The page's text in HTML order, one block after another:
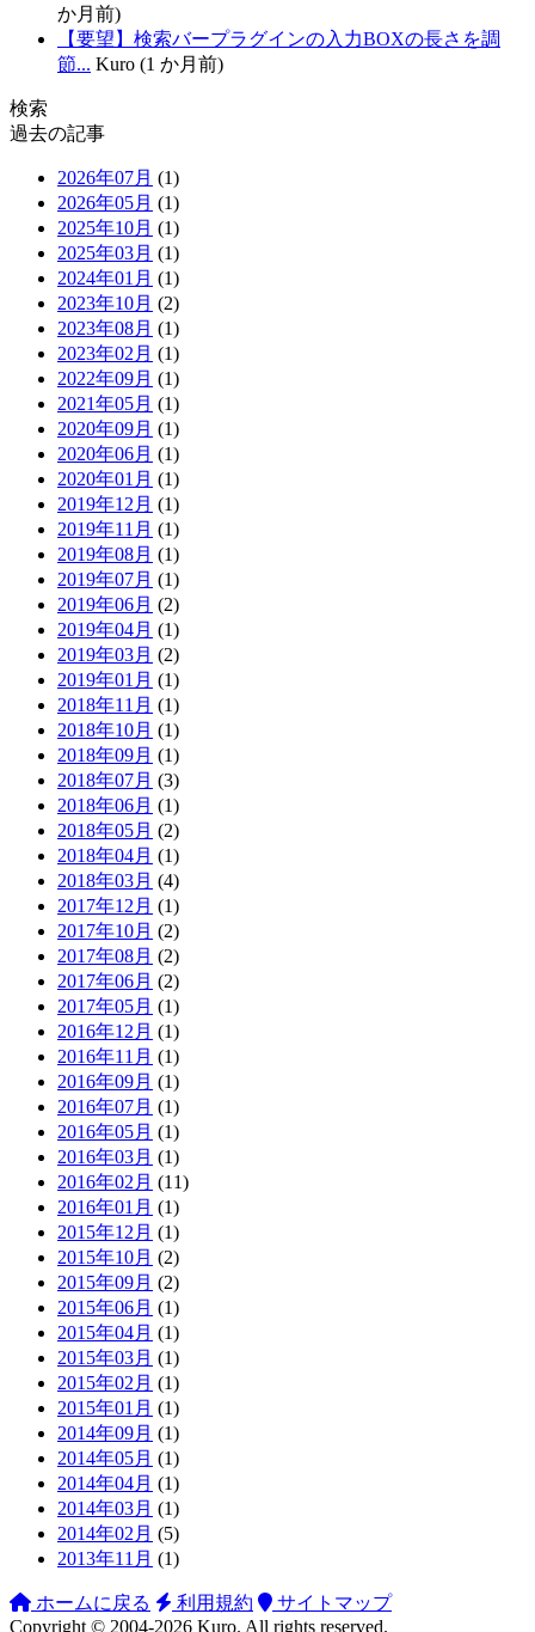
か月前)
【要望】検索バープラグインの入力BOXの長さを調
節... Kuro (1 か月前)
検索
過去の記事
2026年07月 (1)
2026年05月 (1)
2025年10月 (1)
2025年03月 (1)
2024年01月 (1)
2023年10月 (2)
2023年08月 (1)
2023年02月 (1)
2022年09月 (1)
2021年05月 (1)
2020年09月 (1)
2020年06月 (1)
2020年01月 (1)
2019年12月 (1)
2019年11月 (1)
2019年08月 (1)
2019年07月 (1)
2019年06月 (2)
2019年04月 (1)
2019年03月 (2)
2019年01月 (1)
2018年11月 (1)
2018年10月 (1)
2018年09月 (1)
2018年07月 (3)
2018年06月 (1)
2018年05月 (2)
2018年04月 (1)
2018年03月 (4)
2017年12月 (1)
2017年10月 (2)
2017年08月 (2)
2017年06月 (2)
2017年05月 (1)
2016年12月 (1)
2016年11月 (1)
2016年09月 (1)
2016年07月 (1)
2016年05月 (1)
2016年03月 (1)
2016年02月 (11)
2016年01月 (1)
2015年12月 (1)
2015年10月 (2)
2015年09月 (2)
2015年06月 (1)
2015年04月 (1)
2015年03月 (1)
2015年02月 (1)
2015年01月 (1)
2014年09月 (1)
2014年05月 (1)
2014年04月 (1)
2014年03月 (1)
2014年02月 (5)
2013年11月 (1)
ホームに戻る 利用規約
サイトマップ
Copyright © 2004-2026 Kuro. All rights reserved.